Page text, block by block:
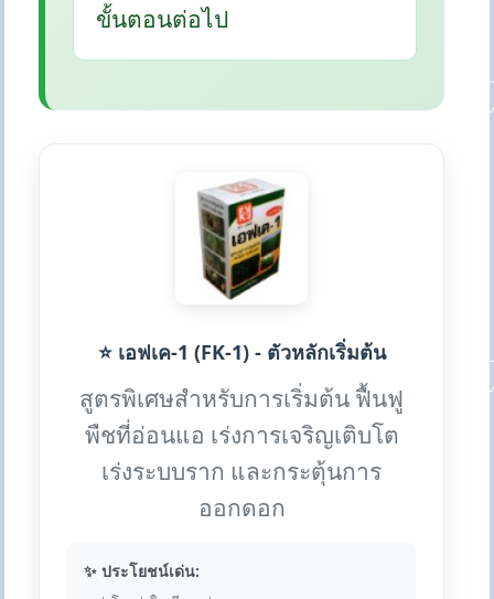
ขั้นตอนต่อไป
⭐ เอฟเค-1 (FK-1) - ตัวหลักเริ่มต้น
สูตรพิเศษสำหรับการเริ่มต้น ฟื้นฟู
พืชที่อ่อนแอ เร่งการเจริญเติบโต
เร่งระบบราก และกระตุ้นการ
ออกดอก
✨ ประโยชน์เด่น: